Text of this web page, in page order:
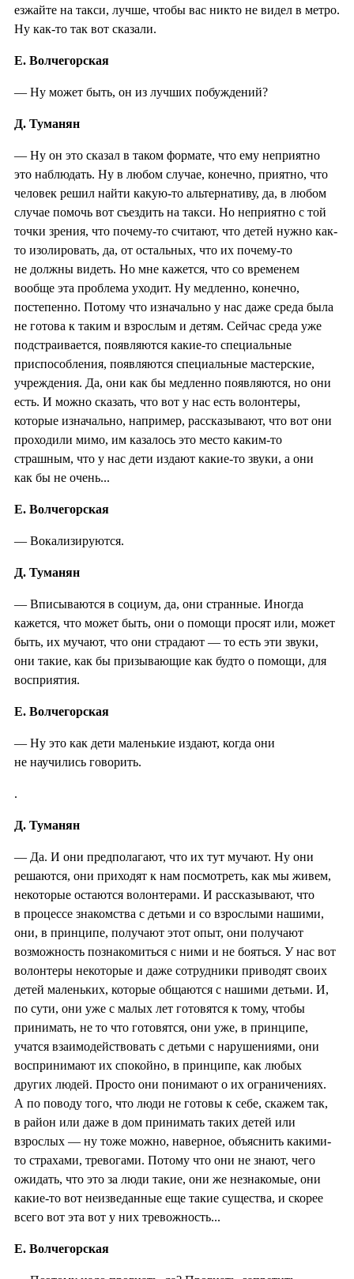
езжайте на такси, лучше, чтобы вас никто не видел в метро.
Ну как-то так вот сказали.
Е. Волчегорская
— Ну может быть, он из лучших побуждений?
Д. Туманян
— Ну он это сказал в таком формате, что ему неприятно
это наблюдать. Ну в любом случае, конечно, приятно, что
человек решил найти какую-то альтернативу, да, в любом
случае помочь вот съездить на такси. Но неприятно с той
точки зрения, что почему-то считают, что детей нужно как-
то изолировать, да, от остальных, что их почему-то
не должны видеть. Но мне кажется, что со временем
вообще эта проблема уходит. Ну медленно, конечно,
постепенно. Потому что изначально у нас даже среда была
не готова к таким и взрослым и детям. Сейчас среда уже
подстраивается, появляются какие-то специальные
приспособления, появляются специальные мастерские,
учреждения. Да, они как бы медленно появляются, но они
есть. И можно сказать, что вот у нас есть волонтеры,
которые изначально, например, рассказывают, что вот они
проходили мимо, им казалось это место каким-то
страшным, что у нас дети издают какие-то звуки, а они
как бы не очень...
Е. Волчегорская
— Вокализируются.
Д. Туманян
— Вписываются в социум, да, они странные. Иногда
кажется, что может быть, они о помощи просят или, может
быть, их мучают, что они страдают — то есть эти звуки,
они такие, как бы призывающие как будто о помощи, для
восприятия.
Е. Волчегорская
— Ну это как дети маленькие издают, когда они
не научились говорить.
.
Д. Туманян
— Да. И они предполагают, что их тут мучают. Ну они
решаются, они приходят к нам посмотреть, как мы живем,
некоторые остаются волонтерами. И рассказывают, что
в процессе знакомства с детьми и со взрослыми нашими,
они, в принципе, получают этот опыт, они получают
возможность познакомиться с ними и не бояться. У нас вот
волонтеры некоторые и даже сотрудники приводят своих
детей маленьких, которые общаются с нашими детьми. И,
по сути, они уже с малых лет готовятся к тому, чтобы
принимать, не то что готовятся, они уже, в принципе,
учатся взаимодействовать с детьми с нарушениями, они
воспринимают их спокойно, в принципе, как любых
других людей. Просто они понимают о их ограничениях.
А по поводу того, что люди не готовы к себе, скажем так,
в район или даже в дом принимать таких детей или
взрослых — ну тоже можно, наверное, объяснить какими-
то страхами, тревогами. Потому что они не знают, чего
ожидать, что это за люди такие, они же незнакомые, они
какие-то вот неизведанные еще такие существа, и скорее
всего вот эта вот у них тревожность...
Е. Волчегорская